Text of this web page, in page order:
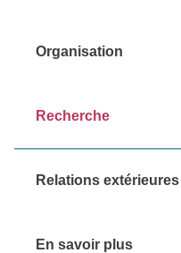
Organisation
Recherche
Relations extérieures
En savoir plus